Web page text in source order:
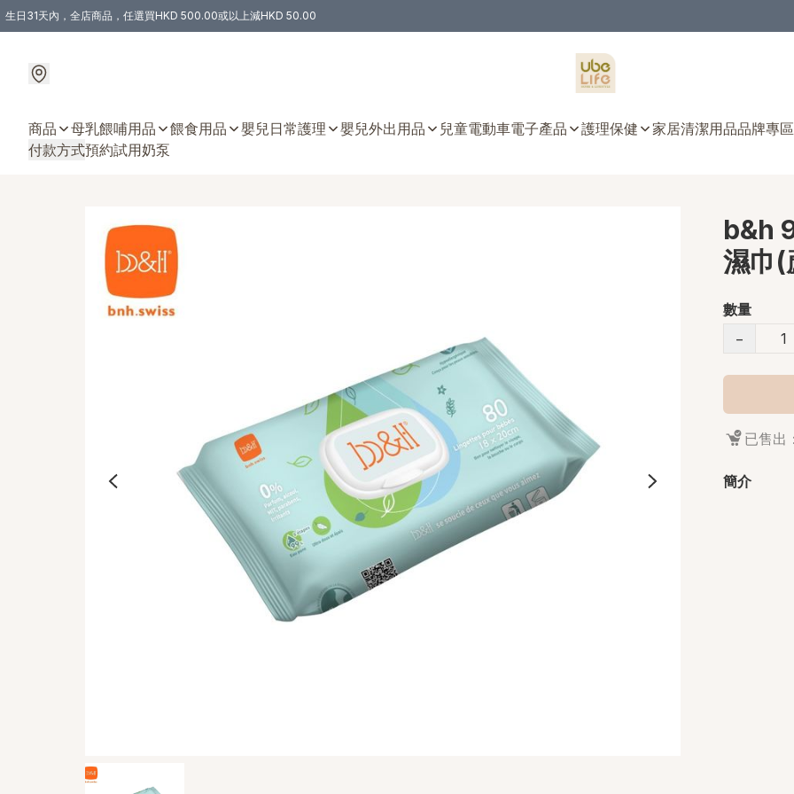
生日31天內，全店商品，任選買HKD 500.00或以上減HKD 50.00
商品 母乳餵哺用品 餵食用品 嬰兒日常護理 嬰兒外出用品 兒童電動車電子產品 護理保健 家居清潔用品品牌專區
付款方式預約試用奶泵
b&h
濕巾(
數量
−
已售出
簡介